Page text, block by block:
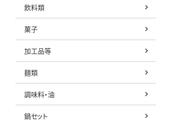
飲料類
菓子
加工品等
麺類
調味料・油
鍋セット